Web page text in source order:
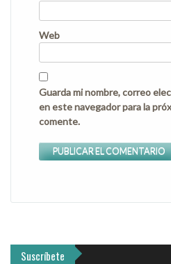
Web
Guarda mi nombre, correo
en este navegador para la
comente.
Suscríbete